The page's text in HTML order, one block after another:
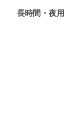
長時間・夜用